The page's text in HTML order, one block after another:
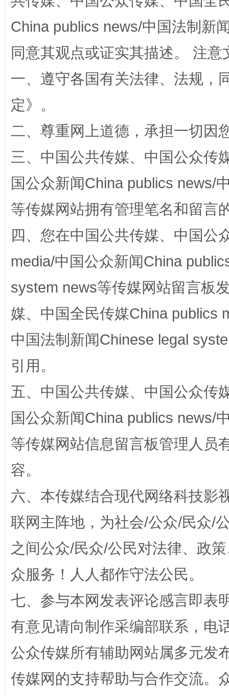
扯下公款旅游的“隐身衣” 如何以
“蜀中异人”王建安的艺术幻境
东山县通报“牛蛙产品抗生素超标问题”
千年窑火 生生不息 一
揭开“小金库”的免责幌子
China publics news/中国法制新
同意其观点或证实其描述。 注
一、遵守各国有关法律、法规，
定》。
二、尊重网上道德，承担一切因
三、中国公共传媒、中国公众传
国公众新闻China publics news/
等传媒网站拥有管理笔名和留言
四、您在中国公共传媒、中国公
media/中国公众新闻China
system news等传媒网站留言板
媒、中国全民传媒China publics
中国法制新闻Chinese legal
引用。
五、中国公共传媒、中国公众传
国公众新闻China publics news/
等传媒网站信息留言板管理人员
容。
六、本传媒结合现代网络科技影
联网主阵地，为社会/公众/民众/
之间公众/民众/公民对法律、政
众服务！人人都作守法公民。
七、参与本网发表评论感言即表
有意见请向制作采编部联系，电
公众传媒所有辅助网站属多元发
传媒网的支持帮助与合作交流。